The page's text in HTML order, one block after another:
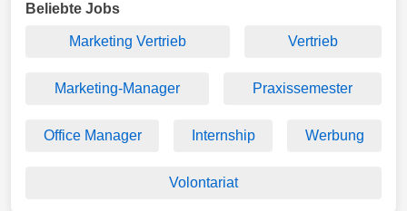
Beliebte Jobs
Marketing Vertrieb Vertrieb
Marketing-Manager Praxissemester
Office Manager Internship Werbung
Volontariat